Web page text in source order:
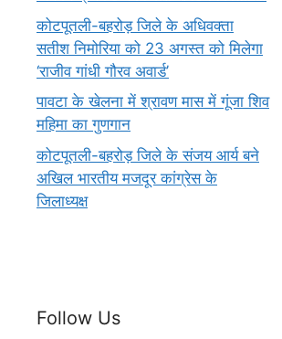
कोटपूतली-बहरोड़ जिले के अधिवक्ता
सतीश निमोरिया को 23 अगस्त को मिलेगा
‘राजीव गांधी गौरव अवार्ड’
पावटा के खेलना में श्रावण मास में गूंजा शिव
महिमा का गुणगान
कोटपूतली-बहरोड़ जिले के संजय आर्य बने
अखिल भारतीय मजदूर कांग्रेस के
जिलाध्यक्ष
Follow Us